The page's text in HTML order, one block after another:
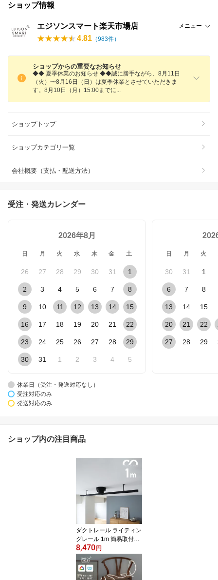
ショップ情報
エジソンスマート楽天市場店 メニュー
4.81 （983件）
ショップからの重要なお知らせ
◆◆ 夏季休業のお知らせ ◆◆誠に勝手ながら、8月11日
（火）〜8月16日（日）は夏季休業とさせていただきま
す。8月10日（月）15:00までに
ショップトップ
ショップカテゴリ一覧
会社概要（支払・配送方法）
受注・発送カレンダー
2026年8月
日 月 火 水 木 金 土
26 27 28 29 30 31 1
2 3 4 5 6 7 8
9 10 11 12 13 14 15
16 17 18 19 20 21 22
23 24 25 26 27 28 29
30 31 1 2 3 4 5
日 月 火
30 31 1
6 7 8
13 14 15
20 21 22
27 28 29
休業日（受注・発送対応なし）
受注対応のみ
発送対応のみ
ショップ内の注目商品
ダクトレール ライティン
グレール 1m 簡易取付式
簡単取り付け 賃貸OK 電
気工事不要 配線ダクトレ
ール スポットライト照明
ダクトレール照明 間接照
8,470 円